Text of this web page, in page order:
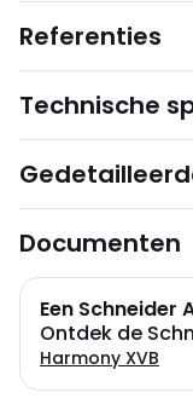
Referenties
Technische
Documenten
Een
Ontdek de
Harmony XVB